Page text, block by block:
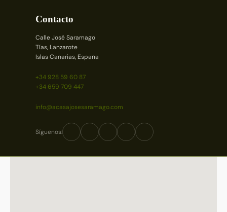
Contacto
Calle José Saramago
Tías, Lanzarote
Islas Canarias, España
+34 928 59 60 87
+34 659 709 447
info@acasajosesaramago.com
Síguenos: